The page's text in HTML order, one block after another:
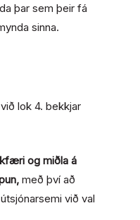
þar sem þeir fá
sinna.
lok 4. bekkjar
og miðla á
með því að
við val